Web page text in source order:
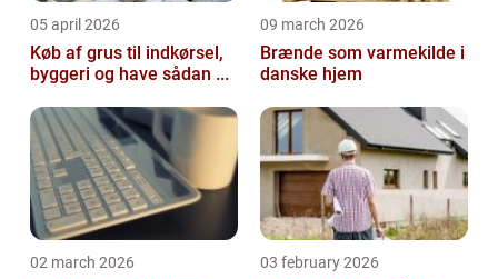
05 april 2026
Køb af grus til indkørsel,
byggeri og have sådan ...
09 march 2026
Brænde som varmekilde i
danske hjem
02 march 2026 03 february 2026